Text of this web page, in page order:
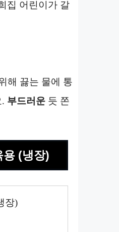
집 어린이가 갈
해 끓는 물에 통
부드러운 듯 쫀
(냉장)
장)